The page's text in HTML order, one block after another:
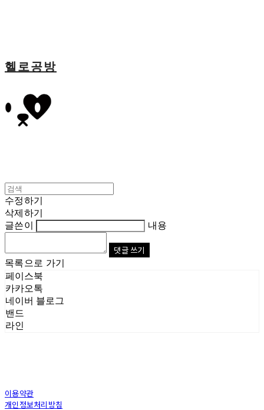
헬로공방
수정하기
삭제하기
글쓴이
내용
댓글 쓰기
목록으로 가기
페이스북
카카오톡
네이버 블로그
밴드
라인
이용약관
개인정보처리방침